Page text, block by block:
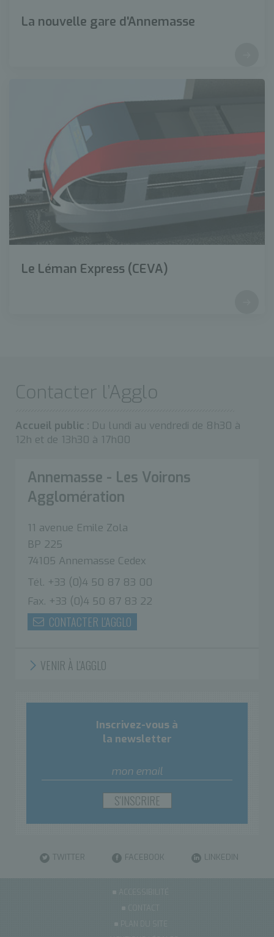
La nouvelle gare d'Annemasse
Le Léman Express (CEVA)
Contacter l’Agglo
Accueil public : Du lundi au vendredi de 8h30 à
12h et de 13h30 à 17h00
Annemasse - Les Voirons
Agglomération
11 avenue Emile Zola
BP 225
74105 Annemasse Cedex
Tél. +33 (0)4 50 87 83 00
Fax. +33 (0)4 50 87 83 22
CONTACTER L'AGGLO
VENIR À L'AGGLO
Inscrivez-vous à
la newsletter
TWITTER FACEBOOK LINKEDIN
ACCESSIBILITÉ
CONTACT
PLAN DU SITE